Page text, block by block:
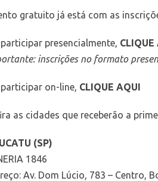
gratuito já está com as
presencialmente, CLIQUE
inscrições no formato
participar on-line, CLIQUE AQUI
as cidades que receberão a
(SP)
1846
Av. Dom Lúcio, 783 – Centro,